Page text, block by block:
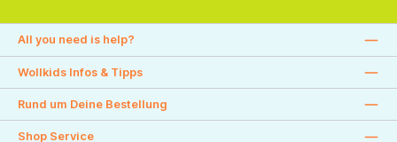
All you need is help?
Wollkids Infos & Tipps
Rund um Deine Bestellung
Shop Service